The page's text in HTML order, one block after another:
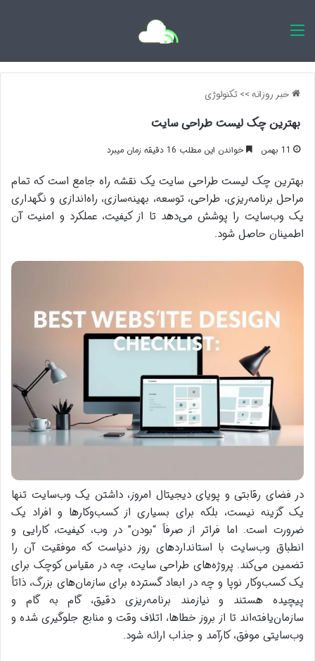
خبر روزانه>>تکنولوژی
بهترین چک لیست طراحی سایت
11 بهمن خواندن این مطلب 16 دقیقه زمان میبرد
بهترین چک لیست طراحی سایت یک نقشه راه جامع است که تمام
مراحل برنامه‌ریزی، طراحی، توسعه، بهینه‌سازی، راه‌اندازی و نگهداری
یک وب‌سایت را پوشش می‌دهد تا از کیفیت، عملکرد و امنیت آن
اطمینان حاصل شود.
در فضای رقابتی و پویای دیجیتال امروز، داشتن یک وب‌سایت تنها
یک گزینه نیست، بلکه برای بسیاری از کسب‌وکارها و افراد یک
ضرورت است. اما فراتر از صرفاً “بودن” در وب، کیفیت، کارایی و
انطباق وب‌سایت با استانداردهای روز دنیاست که موفقیت آن را
تضمین می‌کند. پروژه‌های طراحی سایت، چه در مقیاس کوچک برای
یک کسب‌وکار نوپا و چه در ابعاد گسترده برای سازمان‌های بزرگ، ذاتاً
پیچیده هستند و نیازمند برنامه‌ریزی دقیق، گام به گام و
سازمان‌یافته‌اند تا از بروز خطاها، اتلاف وقت و منابع جلوگیری شده و
وب‌سایتی موفق، کارآمد و جذاب ارائه شود.